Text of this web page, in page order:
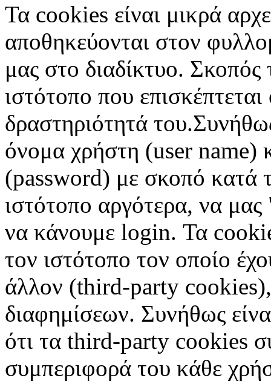
Τα cookies είναι μικρά
αποθηκεύονται στον
μας στο διαδίκτυο. Σκοπός
ιστότοπο που
δραστηριότητά
όνομα χρήστη (user name)
(password) με σκοπό κατά
ιστότοπο αργότερα, να μας
να κάνουμε login. Τα
τον ιστότοπο τον οποίο
άλλον (third-party
διαφημίσεων. Συνήθως
ότι τα third-party cookies
συμπεριφορά του κάθε